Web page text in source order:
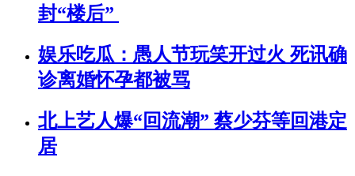
封“楼后”
娱乐吃瓜：愚人节玩笑开过火 死讯确
诊离婚怀孕都被骂
北上艺人爆“回流潮” 蔡少芬等回港定
居